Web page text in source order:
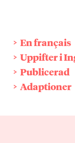
En français
Uppifter i
Publicerad
Adaptioner